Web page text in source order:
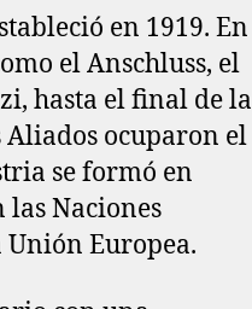
en 1919. En
el Anschluss, el
hasta el final de la
ocuparon el
se formó en
las Naciones
Unión Europea.